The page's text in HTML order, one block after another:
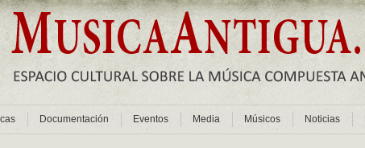
Documentación Eventos Media Músicos Noticias